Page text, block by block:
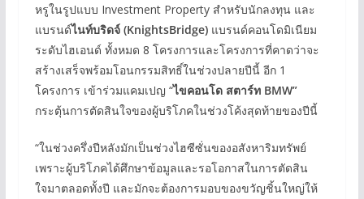
หรูในรูปแบบ Investment Property สำหรับนักลงทุน และ
แบรนด์ไนท์บริดจ์ (KnightsBridge)แบรนด์คอนโดมิเนียม
ระดับไฮเอนด์ ทั้งหมด 8 โครงการและโครงการที่คาดว่าจะ
สร้างเสร็จพร้อมโอนกรรมสิทธิ์ในช่วงปลายปีนี้ อีก 1
โครงการ เข้าร่วมแคมเปญ “ไขคอนโด สตาร์ท BMW”
กระตุ้นการตัดสินใจของผู้บริโภคในช่วงโค้งสุดท้ายของปีนี้
“ในช่วงครึ่งปีหลังมักเป็นช่วงไฮซีซั่นของอสังหาริมทรัพย์
เพราะผู้บริโภคได้ศึกษาข้อมูลและรอโอกาสในการตัดสิน
ใจมาตลอดทั้งปี และมักจะต้องการมอบของขวัญชิ้นใหญ่ให้